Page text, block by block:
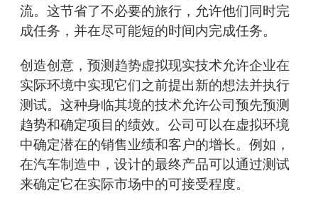
流。这节省了不必要的旅行，允许他们同时完
成任务，并在尽可能短的时间内完成任务。
创造创意，预测趋势虚拟现实技术允许企业在
实际环境中实现它们之前提出新的想法并执行
测试。这种身临其境的技术允许公司预先预测
趋势和确定项目的绩效。公司可以在虚拟环境
中确定潜在的销售业绩和客户的增长。例如，
在汽车制造中，设计的最终产品可以通过测试
来确定它在实际市场中的可接受程度。